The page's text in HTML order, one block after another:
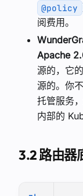
@policy
阅费用。
Apache
源的，它
源的。你
托管服务
内部的
3.2 路由器